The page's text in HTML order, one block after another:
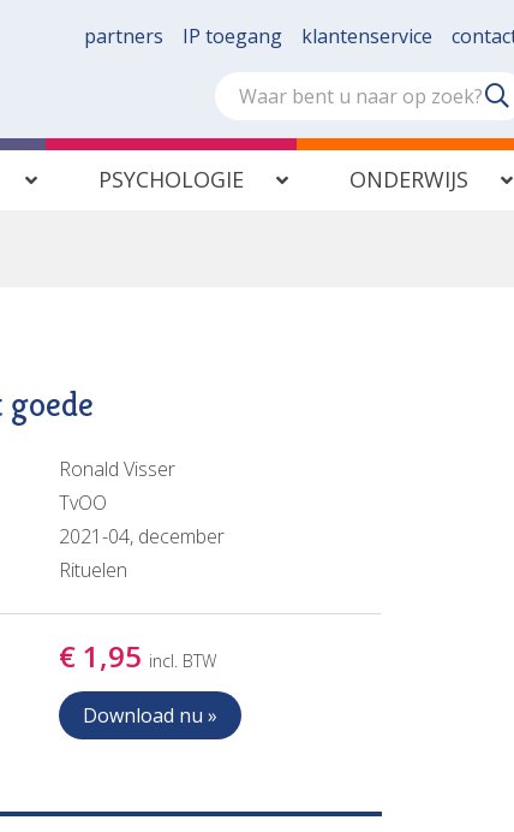
partners IP toegang klantenservice
PSYCHOLOGIE ONDERWIJS
Ronald Visser
TvOO
2021-04, december
Rituelen
€ 1,95 incl. BTW
Download nu »